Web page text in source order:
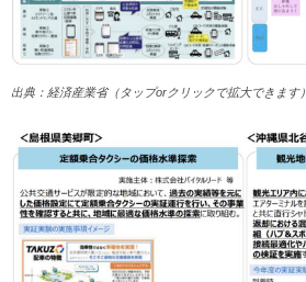
出典：経済産業省（タップorクリックで拡大できます）